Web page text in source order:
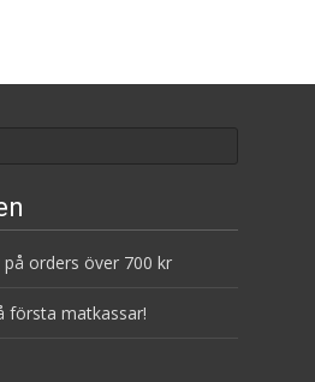
orders över 700 kr
första matkassar!